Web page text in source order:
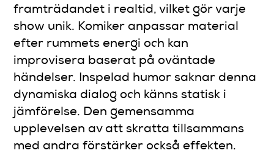
framträdandet i realtid, vilket gör varje
show unik. Komiker anpassar material
efter rummets energi och kan
improvisera baserat på oväntade
händelser. Inspelad humor saknar denna
dynamiska dialog och känns statisk i
jämförelse. Den gemensamma
upplevelsen av att skratta tillsammans
med andra förstärker också effekten.